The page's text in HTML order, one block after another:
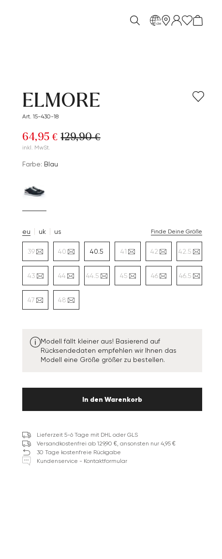
de
ELMORE
Art. 15-430-18
64,95 € 129,90 €
inkl. MwSt.
Farbe: Blau
eu uk us Finde Deine Größe
39 40 40.5 41 42 42.5
43 44 44.5 45 46 46.5
47 48
Modell fällt kleiner aus! Basierend auf
Rücksendedaten empfehlen wir Ihnen das
Modell eine Größe größer zu bestellen.
In den Warenkorb
Lieferzeit 5-6 Tage mit DHL oder GLS
Versandkostenfrei ab 129,90 €, ansonsten nur 4,95 €
30 Tage kostenfreie Rückgabe
Kundenservice - Kontaktformular